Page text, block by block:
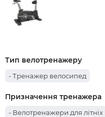
Тип велотренажеру
- Тренажер велосипед
Призначення тренажера
- Велотренажери для літніх